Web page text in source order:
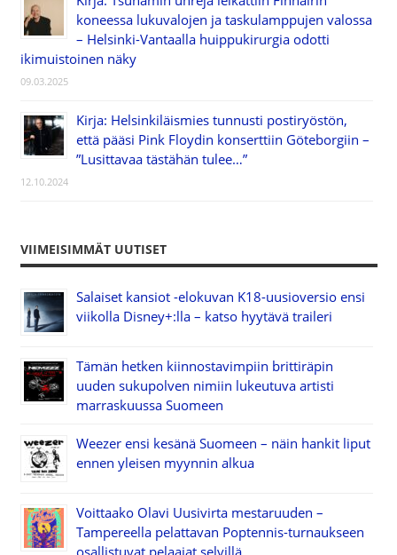
koneessa lukuvalojen ja taskulamppujen valossa
– Helsinki-Vantaalla huippukirurgia odotti
ikimuistoinen näky
09.03.2025
Kirja: Helsinkiläismies tunnusti postiryöstön,
että pääsi Pink Floydin konserttiin Göteborgiin –
”Lusittavaa tästähän tulee…”
12.10.2024
VIIMEISIMMÄT UUTISET
Salaiset kansiot -elokuvan K18-uusioversio ensi
viikolla Disney+:lla – katso hyytävä traileri
Tämän hetken kiinnostavimpiin brittiräpin
uuden sukupolven nimiin lukeutuva artisti
marraskuussa Suomeen
Weezer ensi kesänä Suomeen – näin hankit liput
ennen yleisen myynnin alkua
Voittaako Olavi Uusivirta mestaruuden –
Tampereella pelattavan Poptennis-turnaukseen